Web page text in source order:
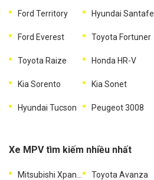
Ford Territory Hyundai Santafe
Ford Everest Toyota Fortuner
Toyota Raize Honda HR-V
Kia Sorento Kia Sonet
Hyundai Tucson Peugeot 3008
Xe MPV tìm kiếm nhiều nhất
Toyota Avanza